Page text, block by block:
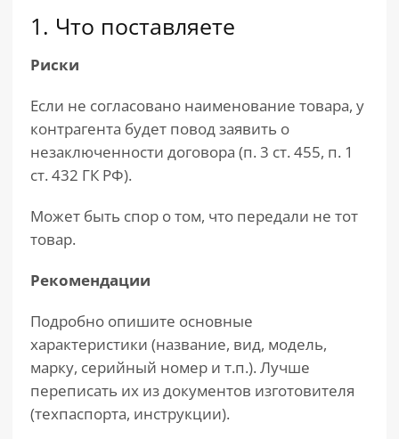
1. Что поставляете
Риски
Если не согласовано наименование товара, у
контрагента будет повод заявить о
незаключенности договора (п. 3 ст. 455, п. 1
ст. 432 ГК РФ).
Может быть спор о том, что передали не тот
товар.
Рекомендации
Подробно опишите основные
характеристики (название, вид, модель,
марку, серийный номер и т.п.). Лучше
переписать их из документов изготовителя
(техпаспорта, инструкции).